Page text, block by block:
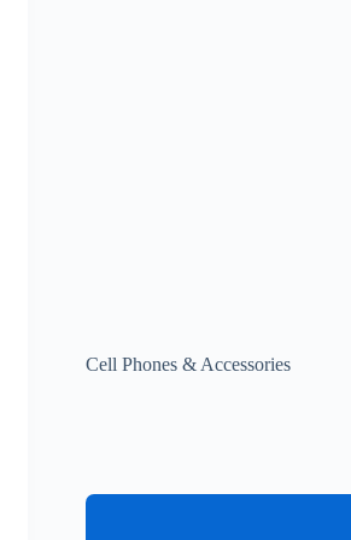
Cell Phones & Accessories